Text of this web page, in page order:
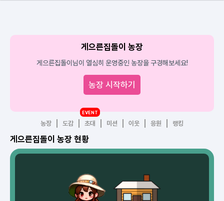
게으른집돌이 농장
게으른집돌이님이 열심히 운영중인 농장을 구경해보세요!
농장 시작하기
농장 도감 초대
EVENT
미션 이웃 응원 랭킹
게으른집돌이 농장 현황